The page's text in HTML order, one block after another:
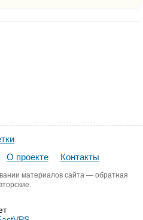
О проекте Контакты
материалов сайта — обратная